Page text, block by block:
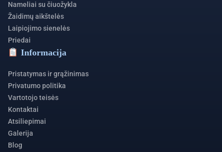
Nameliai su čiuožykla
Žaidimų aikštelės
Laipiojimo sienelės
Priedai
Informacija
Pristatymas ir grąžinimas
Privatumo politika
Vartotojo teisės
Kontaktai
Atsiliepimai
Galerija
Blog